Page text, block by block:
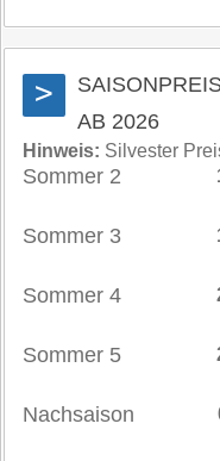
>
AB 2026
Hinweis: Silvester
Sommer 2
Sommer 3
Sommer 4
Sommer 5
Nachsaison